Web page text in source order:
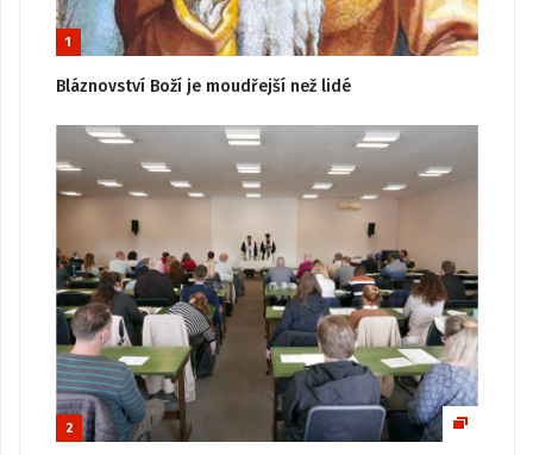
1
Bláznovství Boží je moudřejší než lidé
2